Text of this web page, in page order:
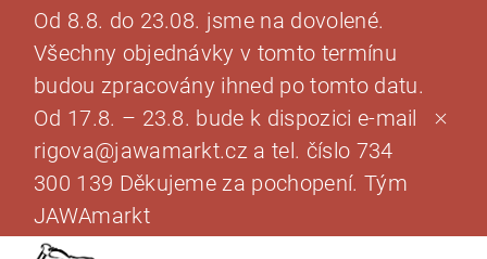
Od 8.8. do 23.08. jsme na dovolené.
Všechny objednávky v tomto termínu
budou zpracovány ihned po tomto datu.
Od 17.8. – 23.8. bude k dispozici e-mail
rigova@jawamarkt.cz a tel. číslo 734
300 139 Děkujeme za pochopení. Tým
JAWAmarkt